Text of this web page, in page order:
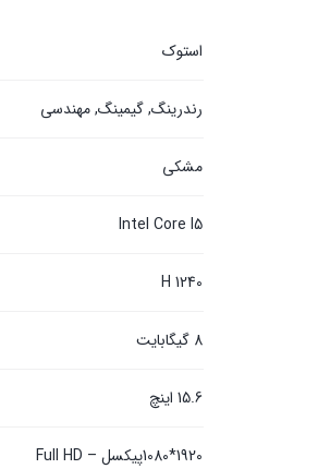
استوک
رندرینگ, گیمینگ, مهندسی
مشکی
Intel Core I5
1240 H
8 گیگابایت
15.6 اینچ
1920*1080پیکسل – Full HD